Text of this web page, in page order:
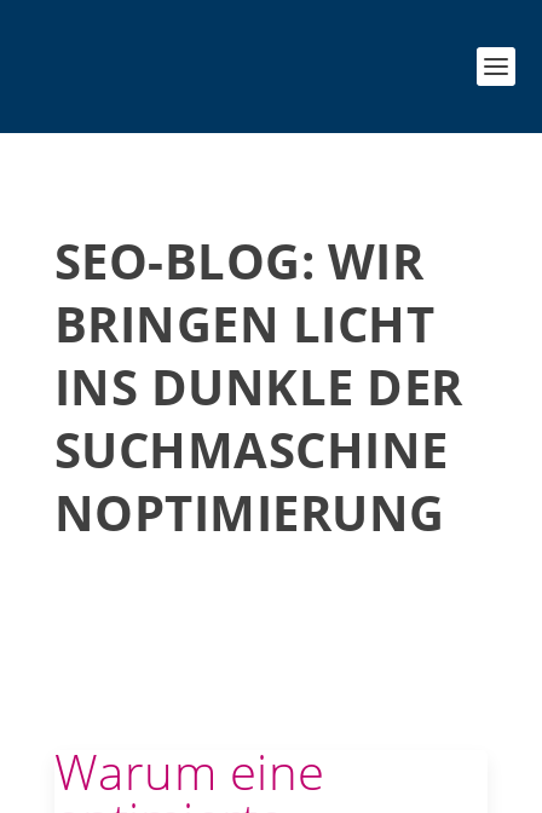
SEO-BLOG: WIR
BRINGEN LICHT
INS DUNKLE DER
SUCHMASCHINE
NOPTIMIERUNG
Warum eine